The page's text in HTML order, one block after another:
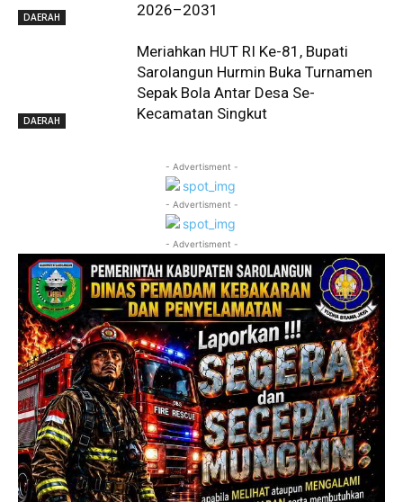
DAERAH
2026–2031
DAERAH
Meriahkan HUT RI Ke-81, Bupati
Sarolangun Hurmin Buka Turnamen
Sepak Bola Antar Desa Se-
Kecamatan Singkut
- Advertisment -
- Advertisment -
- Advertisment -